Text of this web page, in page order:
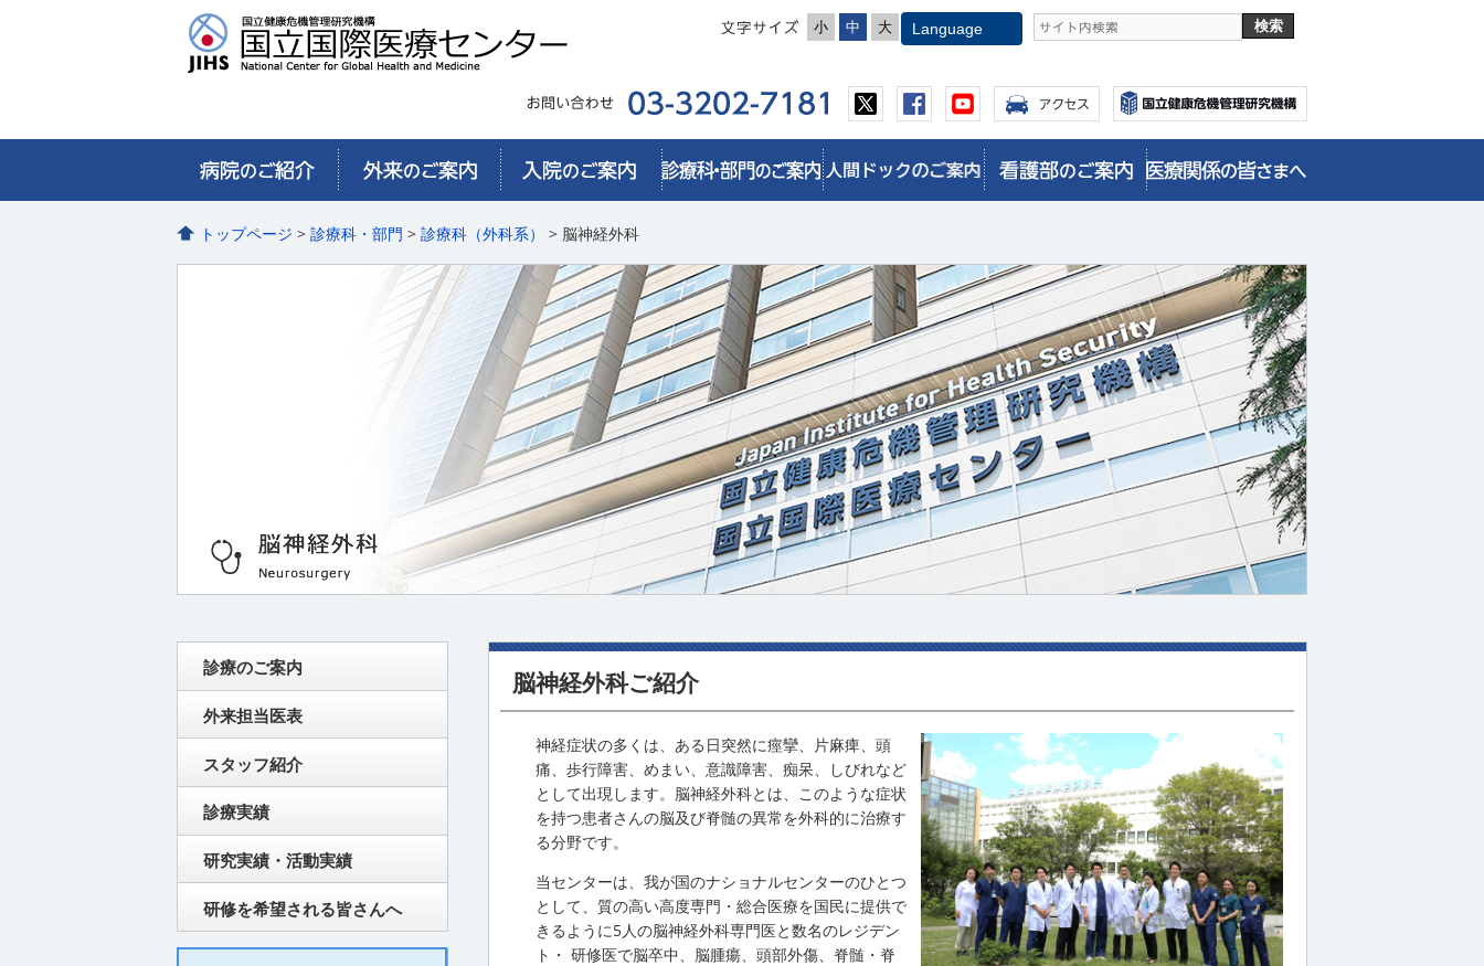
小 中 大
トップページ >診療科・部門 >診療科（外科系） > 脳神経外科
脳神経外科ご紹介
神経症状の多くは、ある日突然に痙攣、片麻痺、頭
痛、歩行障害、めまい、意識障害、痴呆、しびれなど
として出現します。脳神経外科とは、このような症状
を持つ患者さんの脳及び脊髄の異常を外科的に治療す
る分野です。
当センターは、我が国のナショナルセンターのひとつ
として、質の高い高度専門・総合医療を国民に提供で
きるように5人の脳神経外科専門医と数名のレジデン
ト・ 研修医で脳卒中、脳腫瘍、頭部外傷、脊髄・脊
診療のご案内
外来担当医表
スタッフ紹介
診療実績
研究実績・活動実績
研修を希望される皆さんへ